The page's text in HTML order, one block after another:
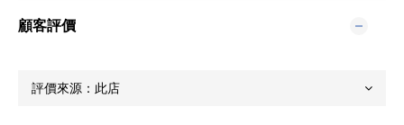
顧客評價